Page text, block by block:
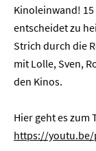
Kinoleinwand!
entscheidet zu
Strich durch die
mit Lolle, Sven,
den Kinos.
Hier geht es zum
https://youtu.be/